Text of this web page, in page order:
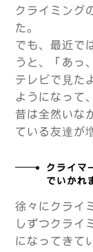
クライミング
た。
でも、最近で
うと、「あっ
テレビで見た
ようになって
昔は全然いな
ている友達が
クライマ
でいかれ
徐々にクライ
しずつクライ
になってきて